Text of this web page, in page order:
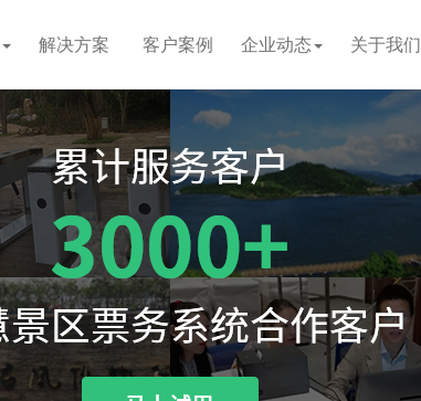
解决方案 客户案例 企业动态 关于我们